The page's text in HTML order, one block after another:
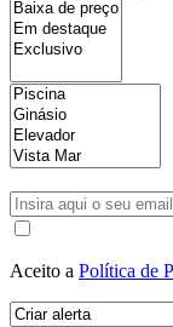
Aceito a Política de